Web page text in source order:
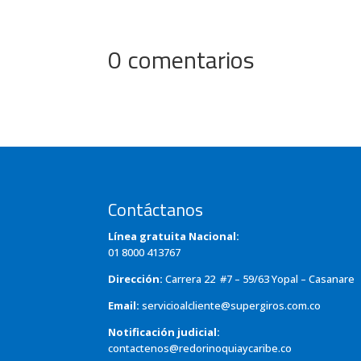
0 comentarios
Contáctanos
Línea gratuita Nacional:
01 8000 413767
Dirección:Carrera 22 #7 – 59/63 Yopal – Casanare
Email: servicioalcliente@supergiros.com.co
Notificación judicial:
contactenos@redorinoquiaycaribe.co